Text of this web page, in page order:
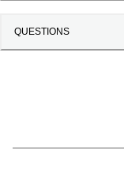
QUESTIONS